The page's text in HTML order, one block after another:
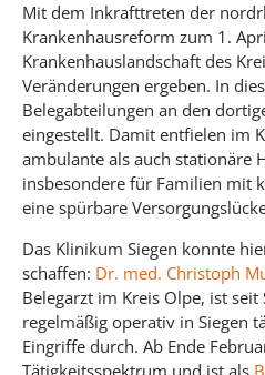
Mit dem Inkrafttreten der
Krankenhausreform zum 1.
Krankenhauslandschaft des
Veränderungen ergeben. In
Belegabteilungen an den
eingestellt. Damit entfielen im
ambulante als auch stationäre
insbesondere für Familien mit
eine spürbare
Das Klinikum Siegen konnte
schaffen: Dr. med. Christoph
Belegarzt im Kreis Olpe, ist
regelmäßig operativ in Siegen
Eingriffe durch. Ab Ende
Tätigkeitsspektrum und ist als